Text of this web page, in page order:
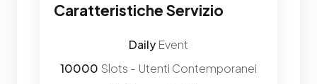
Caratteristiche Servizio
DailyEvent
10000 Slots - Utenti Contemporanei